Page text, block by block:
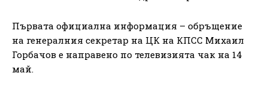
Първата официална информация – обръщение
на генералния секретар на ЦК на КПСС Михаил
Горбачов е направено по телевизията чак на 14
май.